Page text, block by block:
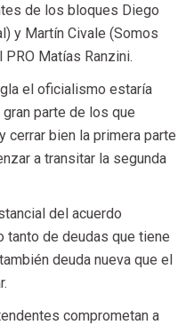
de los bloques ⁠Diego
y ⁠Martín Civale (Somos
⁠Matías Ranzini.
el oficialismo estaría
parte de los que
bien la primera parte
a transitar la segunda
del acuerdo
tanto de deudas que tiene
deuda nueva que el
comprometan a